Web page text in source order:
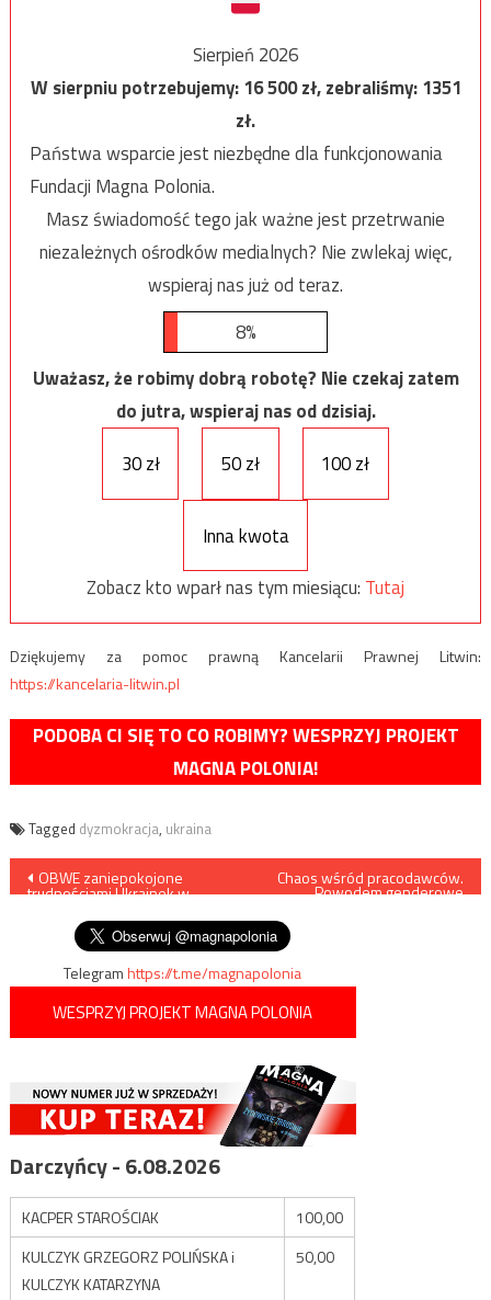
Sierpień 2026
W sierpniu potrzebujemy:16 500zł, zebraliśmy:1351
zł.
Państwa wsparcie jest niezbędne dla funkcjonowania
Fundacji Magna Polonia.
Masz świadomość tego jak ważne jest przetrwanie
niezależnych ośrodków medialnych? Nie zwlekaj więc,
wspieraj nas już od teraz.
8%
Uważasz, że robimy dobrą robotę? Nie czekaj zatem
do jutra, wspieraj nas od dzisiaj.
30 zł
50 zł 100 zł
Inna kwota
Zobacz kto wparł nas tym miesiącu: Tutaj
Dziękujemy za pomoc prawną Kancelarii Prawnej Litwin:
https://kancelaria-litwin.pl
PODOBA CI SIĘ TO CO ROBIMY? WESPRZYJ PROJEKT
MAGNA POLONIA!
Tagged dyzmokracja, ukraina
Nawigacja
wpisu
OBWE zaniepokojone
trudnościami Ukrainek w
Chaos wśród pracodawców.
Powodem genderowe
Telegramhttps://t.me/magnapolonia
WESPRZYJ PROJEKT MAGNA POLONIA
Darczyńcy - 6.08.2026
KACPER STAROŚCIAK
100,00
KULCZYK GRZEGORZ POLIŃSKA i
KULCZYK KATARZYNA
50,00